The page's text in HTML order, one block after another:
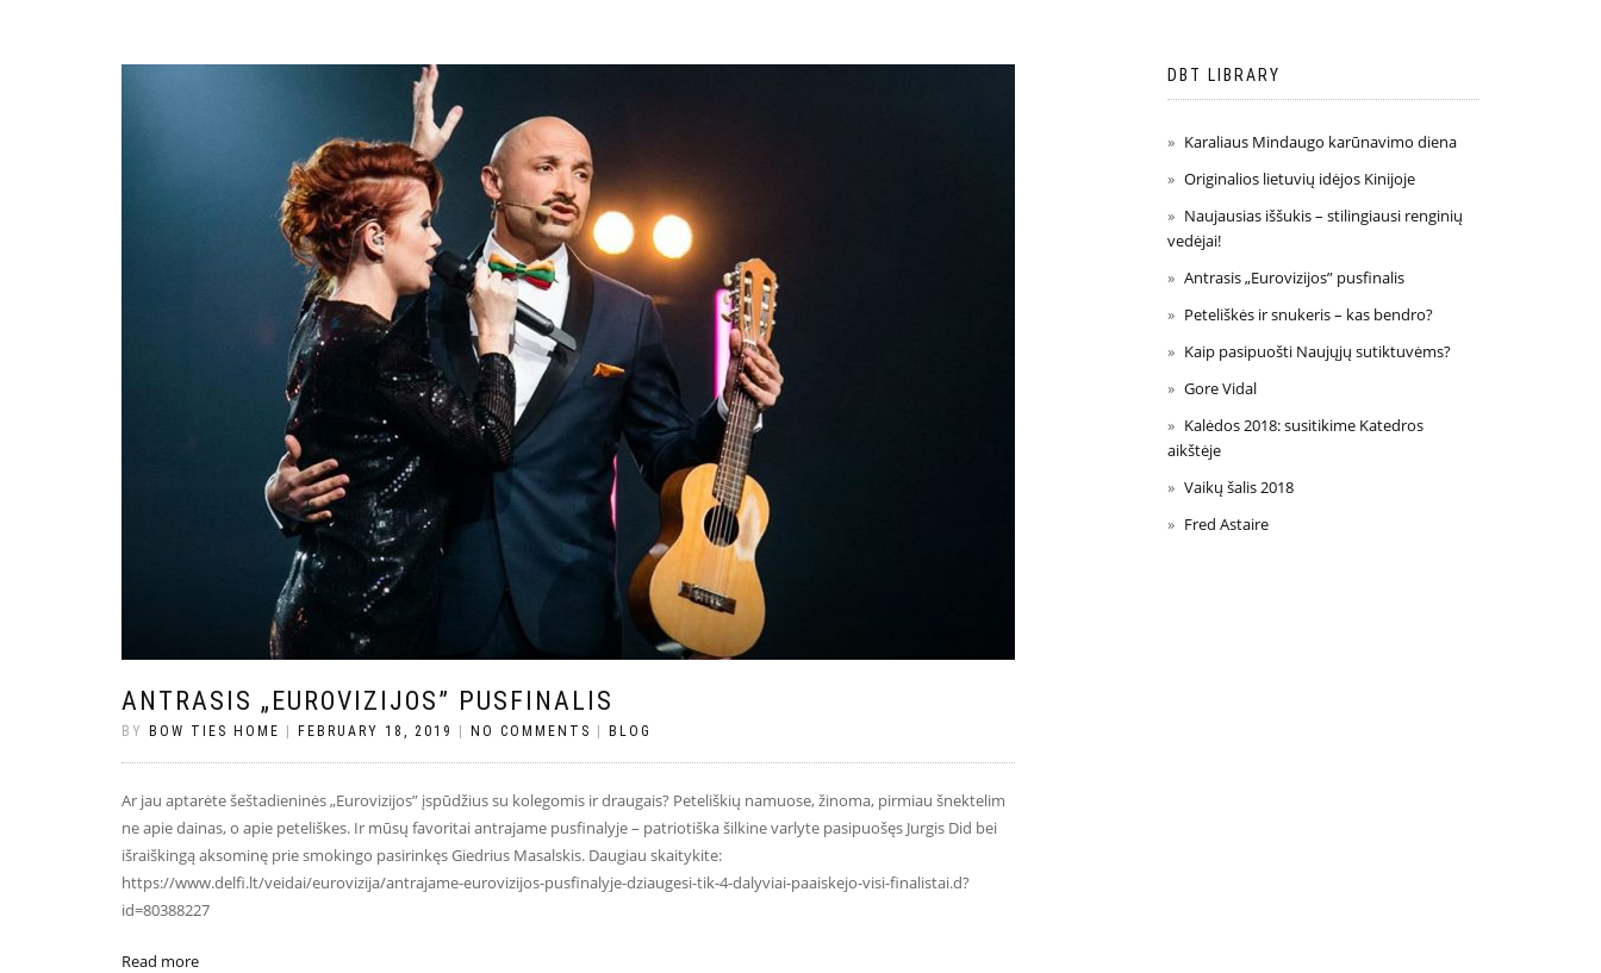
ANTRASIS „EUROVIZIJOS” PUSFINALIS
BY BOW TIES HOME FEBRUARY 18, 2019 NO COMMENTS BLOG
Ar jau aptarėte šeštadieninės „Eurovizijos” įspūdžius su kolegomis ir draugais? Peteliškių namuose, žinoma, pirmiau šnektelim
ne apie dainas, o apie peteliškes. Ir mūsų favoritai antrajame pusfinalyje – patriotiška šilkine varlyte pasipuošęs Jurgis Did bei
išraiškingą aksominę prie smokingo pasirinkęs Giedrius Masalskis. Daugiau skaitykite:
https://www.delfi.lt/veidai/eurovizija/antrajame-eurovizijos-pusfinalyje-dziaugesi-tik-4-dalyviai-paaiskejo-visi-finalistai.d?
id=80388227
Read more
DBT LIBRARY
Karaliaus Mindaugo karūnavimo diena
Originalios lietuvių idėjos Kinijoje
Naujausias iššukis – stilingiausi renginių
vedėjai!
Antrasis „Eurovizijos” pusfinalis
Peteliškės ir snukeris – kas bendro?
Kaip pasipuošti Naujųjų sutiktuvėms?
Gore Vidal
Kalėdos 2018: susitikime Katedros
aikštėje
Vaikų šalis 2018
Fred Astaire